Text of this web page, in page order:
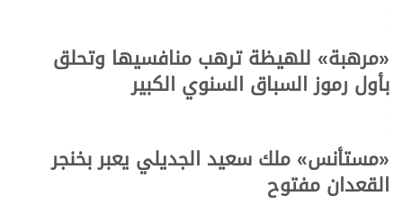
«مرهبة» للهيظة ترهب منافسيها وتحلق
بأول رموز السباق السنوي الكبير
«مستأنس» ملك سعيد الجديلي يعبر بخنجر
القعدان مفتوح